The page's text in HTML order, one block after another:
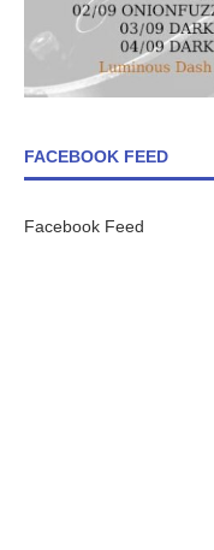
FACEBOOK FEED
Facebook Feed